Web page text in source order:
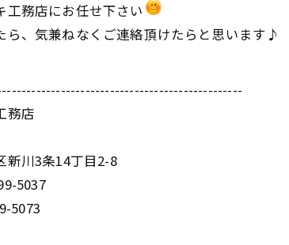
工務店にお任せ下さい
ら、気兼ねなくご連絡頂けたらと思います♪
務店
新川3条14丁目2-8
5037
5073